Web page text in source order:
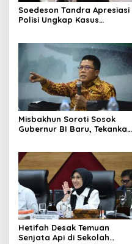
Soedeson Tandra Apresiasi
Polisi Ungkap Kasus
Misbakhun Soroti Sosok
Gubernur BI Baru, Tekankan
Hetifah Desak Temuan
Senjata Api di Sekolah